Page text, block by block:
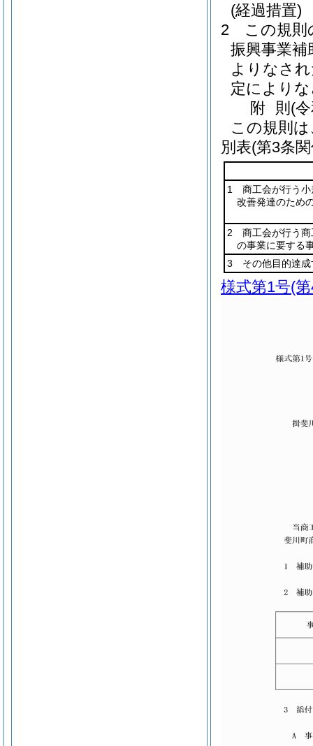
(経過措置)
2
この規則
振興事業補
よりなさ
定により
附 則 (
この規則
別表(第3条
1 商工会が行う小
改善発達のため
2 商工会が行う商
の事業に要する
3 その他目的達成
様式第1号(